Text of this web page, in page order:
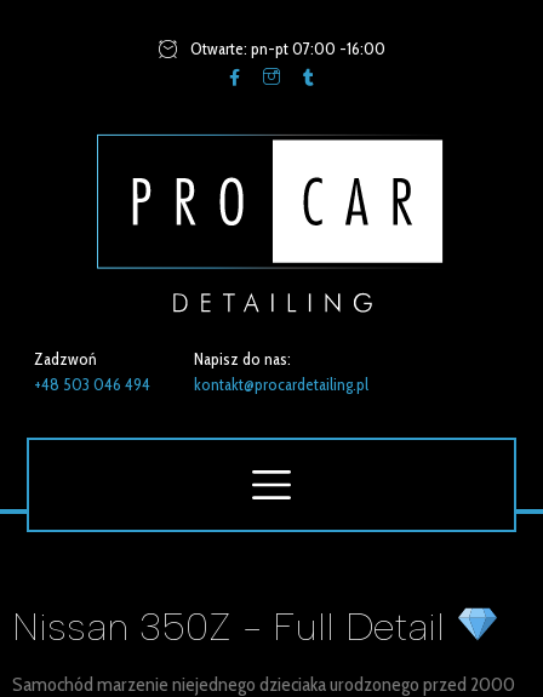
Otwarte: pn-pt 07:00 -16:00
Zadzwoń
+48 503 046 494
Napisz do nas:
kontakt@procardetailing.pl
Nissan 350Z - Full Detail
Samochód marzenie niejednego dzieciaka urodzonego przed 2000